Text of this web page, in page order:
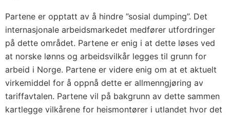
Partene er opptatt av å hindre ”sosial dumping”. Det
internasjonale arbeidsmarkedet medfører utfordringer
på dette området. Partene er enig i at dette løses ved
at norske lønns og arbeidsvilkår legges til grunn for
arbeid i Norge. Partene er videre enig om at et aktuelt
virkemiddel for å oppnå dette er allmenngjøring av
tariffavtalen. Partene vil på bakgrunn av dette sammen
kartlegge vilkårene for heismontører i utlandet hvor det